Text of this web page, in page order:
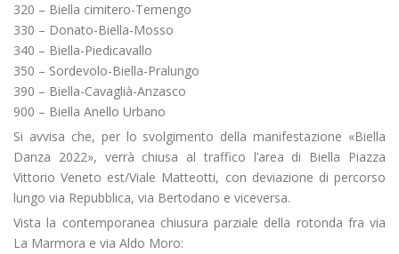
320 – Biella cimitero-Ternengo
330 – Donato-Biella-Mosso
340 – Biella-Piedicavallo
350 – Sordevolo-Biella-Pralungo
390 – Biella-Cavaglià-Anzasco
900 – Biella Anello Urbano
Si avvisa che, per lo svolgimento della manifestazione «Biella
Danza 2022», verrà chiusa al traffico l’area di Biella Piazza
Vittorio Veneto est/Viale Matteotti, con deviazione di percorso
lungo via Repubblica, via Bertodano e viceversa.
Vista la contemporanea chiusura parziale della rotonda fra via
La Marmora e via Aldo Moro: